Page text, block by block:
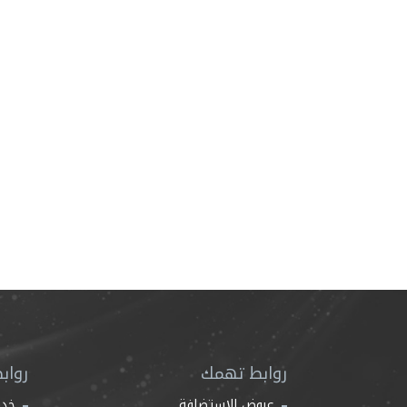
روابط تهمك